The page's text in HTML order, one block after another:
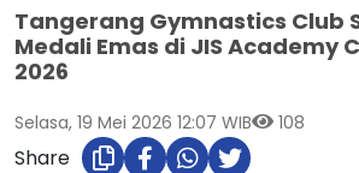
Tangerang Gymnastics Club
Medali Emas di JIS Academy
2026
Selasa, 19 Mei 2026 12:07 WIB 108
Share